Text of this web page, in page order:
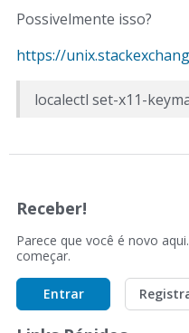
Possivelmente isso?
https://
localectl set-x11-
Receber!
Parece que você é novo
começar.
Entrar